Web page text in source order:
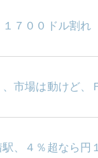
１７００ドル割れ
市場は動けど、
、４％超なら円